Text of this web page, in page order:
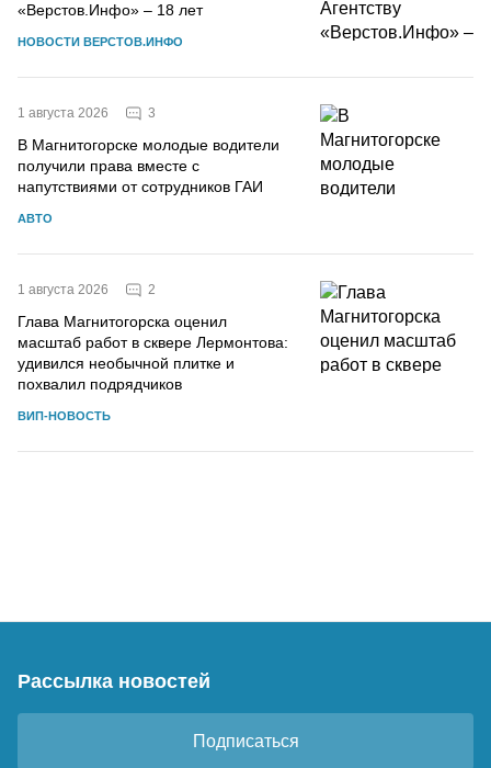
«Верстов.Инфо» – 18 лет
НОВОСТИ ВЕРСТОВ.ИНФО
1 августа 2026 3
В Магнитогорске молодые водители
получили права вместе с
напутствиями от сотрудников ГАИ
АВТО
1 августа 2026 2
Глава Магнитогорска оценил
масштаб работ в сквере Лермонтова:
удивился необычной плитке и
похвалил подрядчиков
ВИП-НОВОСТЬ
Рассылка новостей
Подписаться